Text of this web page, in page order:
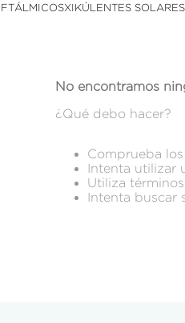
XIKÚLENTES SOLARES
No encontramos
¿Qué debo hacer?
Comprueba
Intenta utilizar
Utiliza
Intenta buscar